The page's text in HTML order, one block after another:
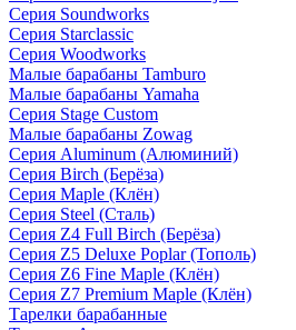
Серия Soundworks
Серия Starclassic
Серия Woodworks
Малые барабаны Tamburo
Малые барабаны Yamaha
Серия Stage Custom
Малые барабаны Zowag
Серия Aluminum (Алюминий)
Серия Birch (Берёза)
Серия Maple (Клён)
Серия Steel (Сталь)
Серия Z4 Full Birch (Берёза)
Серия Z5 Deluxe Poplar (Тополь)
Серия Z6 Fine Maple (Клён)
Серия Z7 Premium Maple (Клён)
Тарелки барабанные